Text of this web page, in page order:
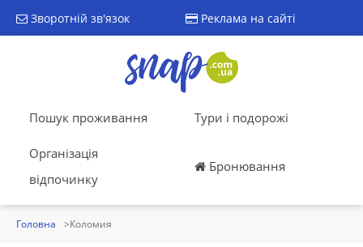
Зворотній зв'язок Реклама на сайті
Пошук проживання Тури і подорожі
Організація
відпочинку
Бронювання
Головна Коломия